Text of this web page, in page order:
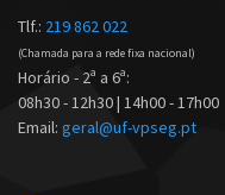
Tlf.: 219 862 022
(Chamada para a rede fixa nacional)
Horário - 2ª a 6ª:
08h30 - 12h30 | 14h00 - 17h00
Email: geral@uf-vpseg.pt